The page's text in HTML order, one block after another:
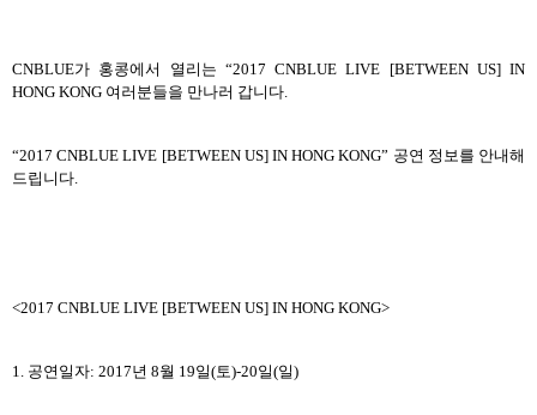
CNBLUE가 홍콩에서 열리는 “2017 CNBLUE LIVE [BETWEEN US] IN
HONG KONG 여러분들을 만나러 갑니다
“2017 CNBLUE LIVE [BETWEEN US] IN HONG KONG” 공연 정보를 안내해
드립니다.
<2017 CNBLUE LIVE [BETWEEN US] IN HONG KONG>
1. 공연일자: 2017년 8월 19일(토)-20일(일)